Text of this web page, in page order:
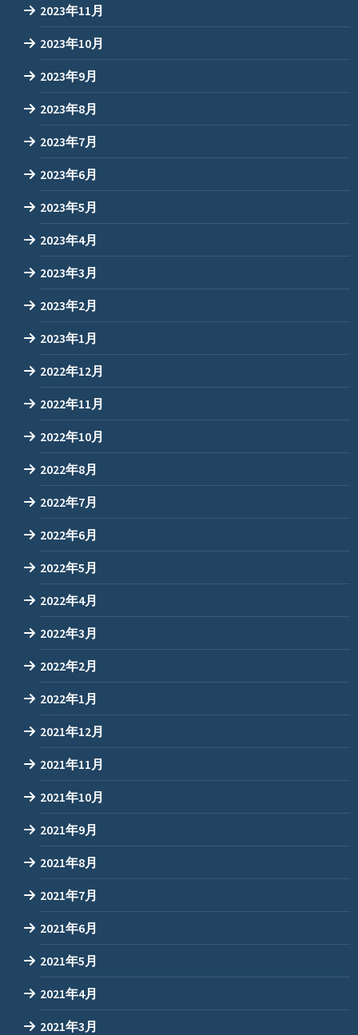
2023年11月
2023年10月
2023年9月
2023年8月
2023年7月
2023年6月
2023年5月
2023年4月
2023年3月
2023年2月
2023年1月
2022年12月
2022年11月
2022年10月
2022年8月
2022年7月
2022年6月
2022年5月
2022年4月
2022年3月
2022年2月
2022年1月
2021年12月
2021年11月
2021年10月
2021年9月
2021年8月
2021年7月
2021年6月
2021年5月
2021年4月
2021年3月